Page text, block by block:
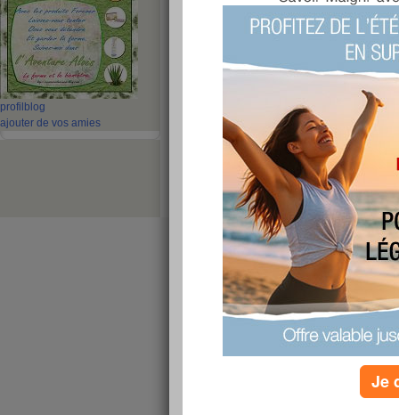
profil blog
ajouter de vos amies
Blog de
Quizz: 10 coupe-
pour mincir
publié le 28/01/2010 à 20:26
j'ai fait6/10
10 coupe-
naturels
Je